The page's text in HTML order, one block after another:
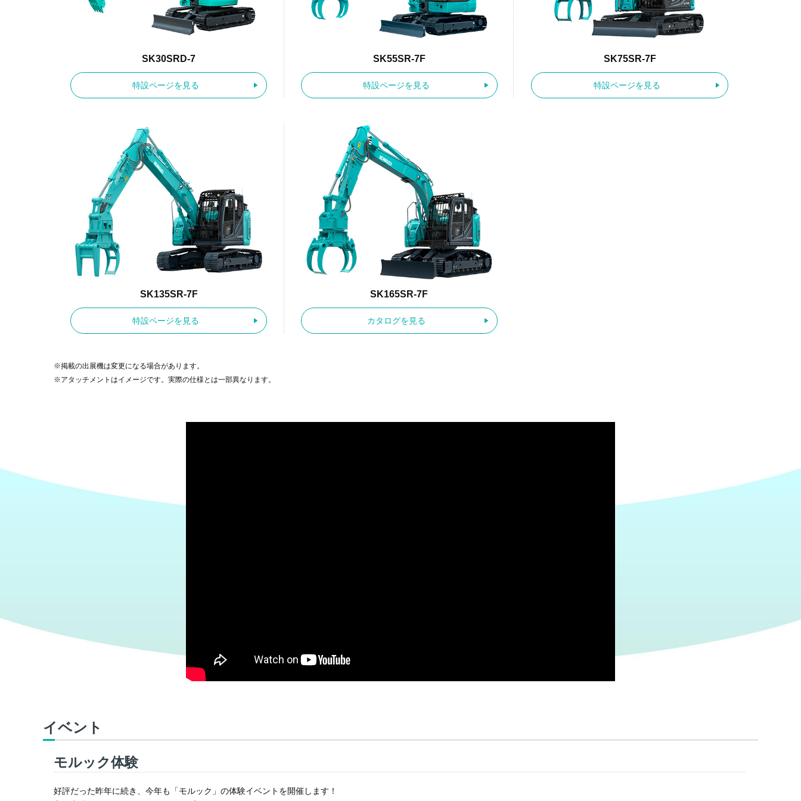
SK30SRD-7
特設ページを見る
SK55SR-7F
特設ページを見る
SK75SR-7F
特設ページを見る
SK135SR-7F
特設ページを見る
SK165SR-7F
カタログを見る
※掲載の出展機は変更になる場合があります。
※アタッチメントはイメージです。実際の仕様とは一部異なります。
イベント
モルック体験
好評だった昨年に続き、今年も「モルック」の体験イベントを開催します！